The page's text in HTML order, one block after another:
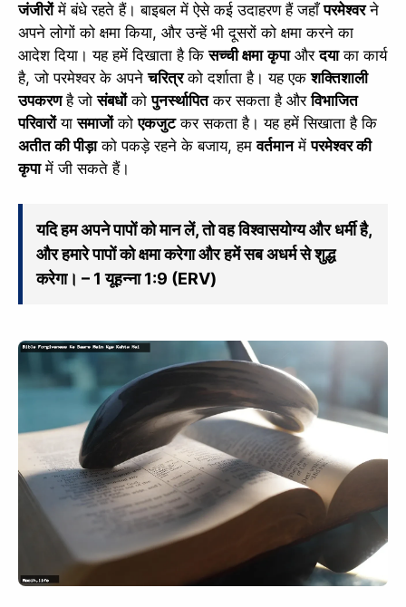
जंजीरोंमें बंधे रहते हैं। बाइबल में ऐसे कई उदाहरण हैं जहाँपरमेश्वरने
अपने लोगों को क्षमा किया, और उन्हें भी दूसरों को क्षमा करने का
आदेश दिया। यह हमें दिखाता है किसच्ची क्षमा कृपाऔरदयाका कार्य
है, जो परमेश्वर के अपनेचरित्रको दर्शाता है। यह एकशक्तिशाली
उपकरणहै जोसंबधोंकोपुनर्स्थापितकर सकता है औरविभाजित
परिवारोंयासमाजोंकोएकजुटकर सकता है। यह हमें सिखाता है कि
अतीत की पीड़ाको पकड़े रहने के बजाय, हमवर्तमानमेंपरमेश्वर की
कृपामें जी सकते हैं।
यदि हम अपने पापों को मान लें, तो वह विश्वासयोग्य और धर्मी है,
और हमारे पापों को क्षमा करेगा और हमें सब अधर्म से शुद्ध
करेगा। – 1 यूहन्ना 1:9 (ERV)